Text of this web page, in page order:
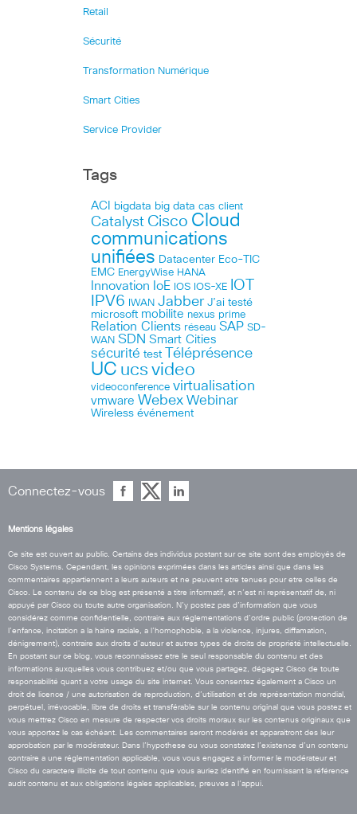
Retail
Sécurité
Transformation Numérique
Smart Cities
Service Provider
Tags
ACI bigdata big data cas client
Catalyst Cisco Cloud
communications
unifiées Datacenter Eco-TIC
EMC EnergyWise HANA
Innovation IoE IOS IOS-XE IOT
IPV6 IWAN Jabber J’ai testé
microsoft mobilite nexus prime
Relation Clients réseau SAP SD-
WAN SDN Smart Cities
sécurité test Téléprésence
UC ucs video
videoconference virtualisation
vmware Webex Webinar
Wireless événement
Connectez-vous
Mentions légales
Ce site est ouvert au public. Certains des individus postant sur ce site sont des employés de
Cisco Systems. Cependant, les opinions exprimées dans les articles ainsi que dans les
commentaires appartiennent a leurs auteurs et ne peuvent etre tenues pour etre celles de
Cisco. Le contenu de ce blog est présenté a titre informatif, et n’est ni représentatif de, ni
appuyé par Cisco ou toute autre organisation. N’y postez pas d’information que vous
considérez comme confidentielle, contraire aux réglementations d’ordre public (protection de
l’enfance, incitation a la haine raciale, a l’homophobie, a la violence, injures, diffamation,
dénigrement), contraire aux droits d’auteur et autres types de droits de propriété intellectuelle.
En postant sur ce blog, vous reconnaissez etre le seul responsable du contenu et des
informations auxquelles vous contribuez et/ou que vous partagez, dégagez Cisco de toute
responsabilité quant a votre usage du site internet. Vous consentez également a Cisco un
droit de licence / une autorisation de reproduction, d’utilisation et de représentation mondial,
perpétuel, irrévocable, libre de droits et transférable sur le contenu original que vous postez et
vous mettrez Cisco en mesure de respecter vos droits moraux sur les contenus originaux que
vous apportez le cas échéant. Les commentaires seront modérés et apparaitront des leur
approbation par le modérateur. Dans l’hypothese ou vous constatez l’existence d’un contenu
contraire a une réglementation applicable, vous vous engagez a informer le modérateur et
Cisco du caractere illicite de tout contenu que vous auriez identifié en fournissant la référence
audit contenu et aux obligations légales applicables, preuves a l’appui.